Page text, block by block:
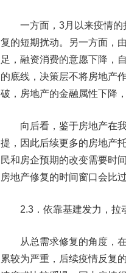
一方面，3月以来疫情的
复的短期扰动。另一方面，
足，融资消费的意愿下降，
的底线，决策层不将房地产
破，房地产的金融属性下降
向后看，鉴于房地产在我
提，因此后续更多的房地产
民和房企预期的改变需要时
房地产修复的时间窗口会比
2.3．依靠基建发力，拉
从总需求修复的角度，在
累较为严重，后续疫情反复